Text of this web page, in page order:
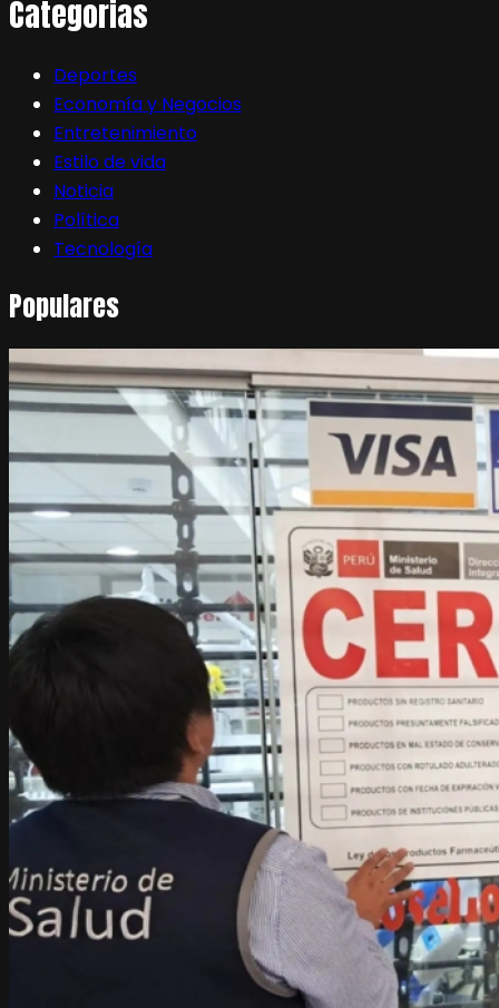
Categorias
Deportes
Economía y Negocios
Entretenimiento
Estilo de vida
Noticia
Política
Tecnología
Populares